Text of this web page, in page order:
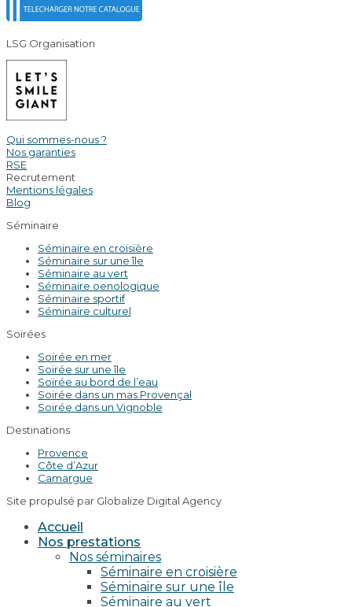
LSG Organisation
Qui sommes-nous ?
Nos garanties
RSE
Recrutement
Mentions légales
Blog
Séminaire
Séminaire en croisière
Séminaire sur une île
Séminaire au vert
Séminaire oenologique
Séminaire sportif
Séminaire culturel
Soirées
Soirée en mer
Soirée sur une île
Soirée au bord de l’eau
Soirée dans un mas Provençal
Soirée dans un Vignoble
Destinations
Provence
Côte d’Azur
Camargue
Site propulsé par Globalize Digital Agency
Accueil
Nos prestations
Nos séminaires
Séminaire en croisière
Séminaire sur une île
Séminaire au vert